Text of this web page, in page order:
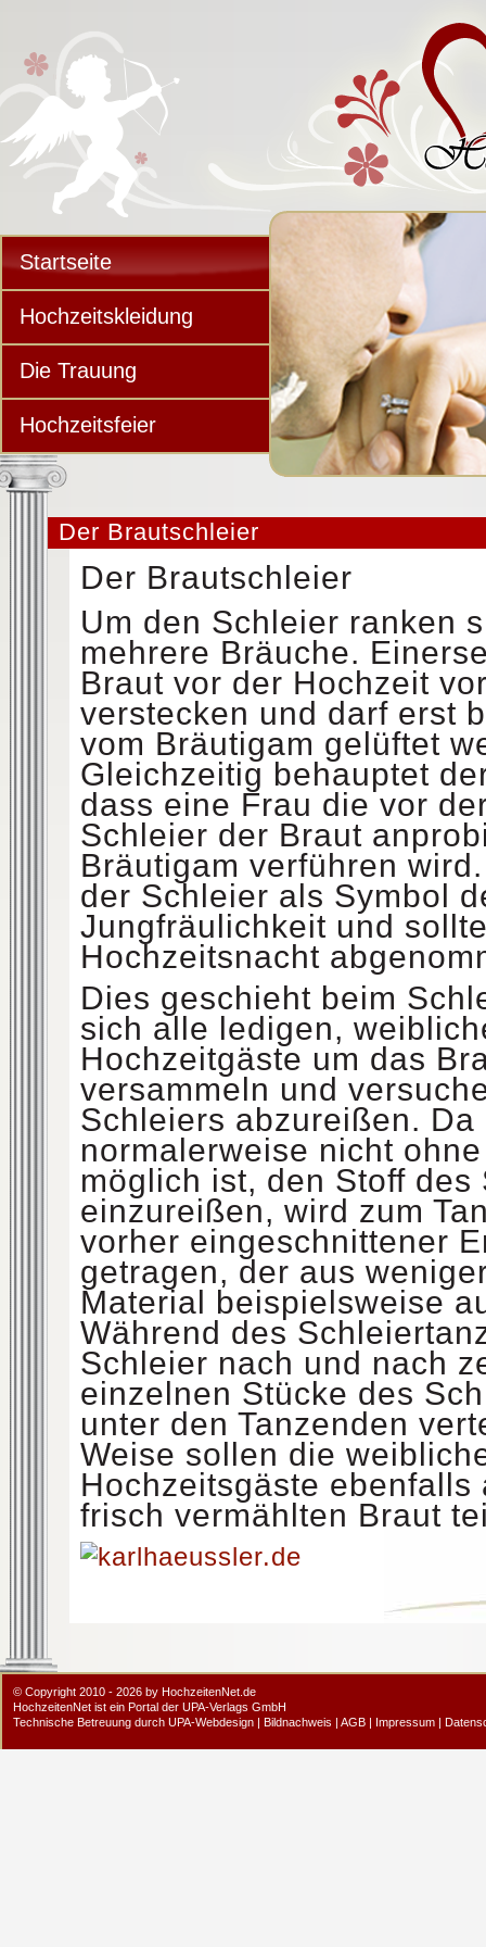
Startseite
Hochzeitskleidung
Die Trauung
Hochzeitsfeier
Der Brautschleier
Der Brautschleier
Um den Schleier ranken
mehrere Bräuche.
Braut vor der Hochzeit
verstecken und darf erst
vom Bräutigam gelüftet
Gleichzeitig behauptet
dass eine Frau die vor
Schleier der Braut
Bräutigam verführen
der Schleier als Symbol
Jungfräulichkeit und
Hochzeitsnacht
Dies geschieht beim
sich alle ledigen,
Hochzeitgäste um das
versammeln und
Schleiers abzureißen. Da
normalerweise nicht
möglich ist, den Stoff des
einzureißen, wird zum
vorher eingeschnittener
getragen, der aus
Material beispielsweise
Während des
Schleier nach und nach
einzelnen Stücke des
unter den Tanzenden
Weise sollen die
Hochzeitsgäste ebenfalls
frisch vermählten Braut
© Copyright 2010 - 2026 by HochzeitenNet.de
HochzeitenNet ist ein Portal der UPA-Verlags GmbH
Technische Betreuung durch UPA-Webdesign | Bildnachweis | AGB | Impressum |